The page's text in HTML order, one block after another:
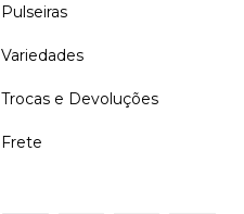
Pulseiras
Variedades
Trocas e Devoluções
Frete